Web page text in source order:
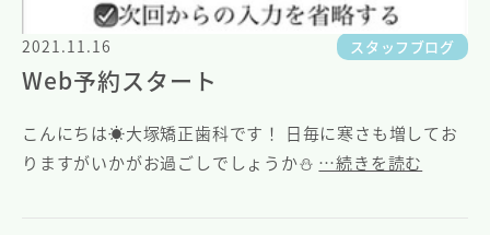
スタッフブログ
2021.11.16
Web予約スタート
こんにちは☀️大塚矯正歯科です！ 日毎に寒さも増してお
りますがいかがお過ごしでしょうか⛄️ …続きを読む